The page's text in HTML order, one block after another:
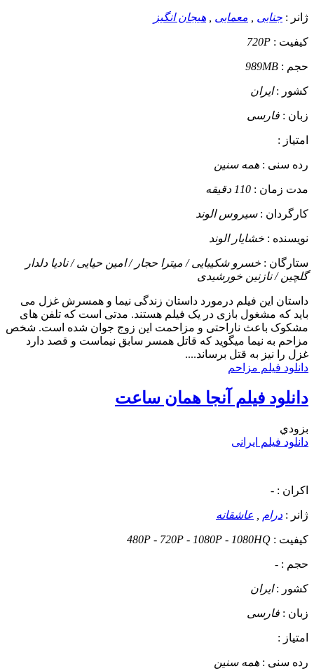
ژانر : جنایی معمایی هیجان انگیز
کیفیت : 720P
حجم : 989MB
کشور :ایران
زبان : فارسی
امتیاز :
رده سنی : همه سنین
مدت زمان : 110 دقیقه
کارگردان :سیروس الوند
نویسنده : خشایار الوند
ستارگان : خسرو شکیبایی / میترا حجار / امین حیایی / نادیا دلدار
گلچین / نازنین خورشیدی
داستان این فیلم درمورد داستان زندگی نیما و همسرش غزل می
باید که مشغول بازی در یک فیلم هستند. مدتی است که تلفن های
مشکوک باعث ناراحتی و مزاحمت این زوج جوان شده است. شخص
مزاحم به نیما میگوید که قاتل همسر سابق نیماست و قصد دارد
غزل را نیز به قتل برساند....
دانلود فیلم مزاحم
دانلود فیلم آنجا همان ساعت
بزودي
دانلود فیلم ایرانی
اکران : -
ژانر : درام عاشقانه
کیفیت : 480P - 720P - 1080P - 1080HQ
حجم : -
کشور :ایران
زبان : فارسی
امتیاز :
رده سنی : همه سنین